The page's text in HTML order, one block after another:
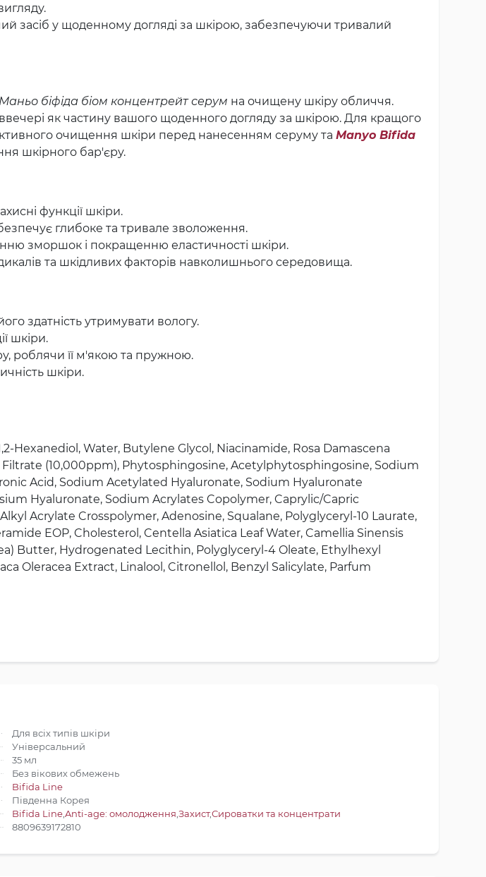
засіб у щоденному догляді за шкірою, забезпечуючи тривалий
Маньо біфіда біом концентрейт серум на очищену шкіру обличчя.
як частину вашого щоденного догляду за шкірою. Для кращого
очищення шкіри перед нанесенням серуму та Manyo Bifida
шкірного бар'єру.
функції шкіри.
глибоке та тривале зволоження.
зморшок і покращенню еластичності шкіри.
та шкідливих факторів навколишнього середовища.
здатність утримувати вологу.
шкіри.
роблячи її м'якою та пружною.
шкіри.
Hexanediol, Water, Butylene Glycol, Niacinamide, Rosa Damascena
(10,000ppm), Phytosphingosine, Acetylphytosphingosine, Sodium
Acid, Sodium Acetylated Hyaluronate, Sodium Hyaluronate
Hyaluronate, Sodium Acrylates Copolymer, Caprylic/Capric
Acrylate Crosspolymer, Adenosine, Squalane, Polyglyceryl-10 Laurate,
EOP, Cholesterol, Centella Asiatica Leaf Water, Camellia Sinensis
Butter, Hydrogenated Lecithin, Polyglyceryl-4 Oleate, Ethylhexyl
Oleracea Extract, Linalool, Citronellol, Benzyl Salicylate, Parfum
Для всіх типів шкіри
Універсальний
35 мл
Без вікових обмежень
Bifida Line
Південна Корея
Bifida Line,Anti-age: омолодження,Захист,Сироватки та концентрати
8809639172810